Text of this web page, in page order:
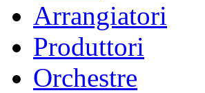
Arrangiatori
Produttori
Orchestre